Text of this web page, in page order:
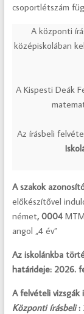
csoportlétszám
A központi
középiskolában
A Kispesti Deák
Az írásbeli
A szakok
előkészítővel
német, 0004
angol „4 év”
Az iskolánkba
határideje: 2026.
A felvételi vizsgák
Központi írásbeli: